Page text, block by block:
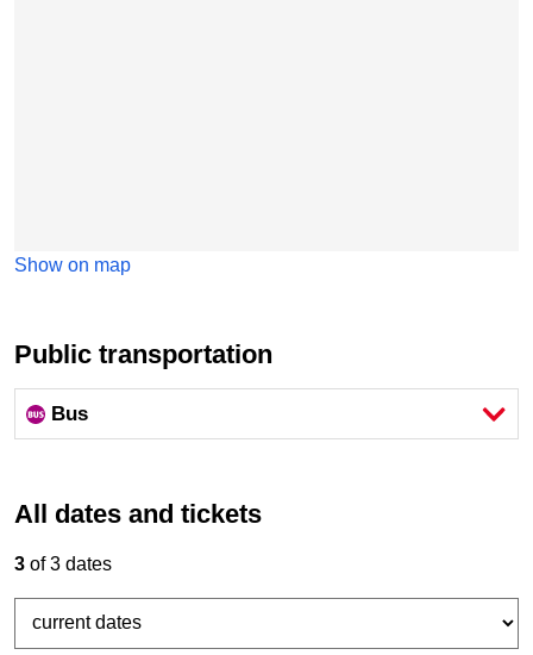
Show on map
Public transportation
Bus
All dates and tickets
3 of 3 dates